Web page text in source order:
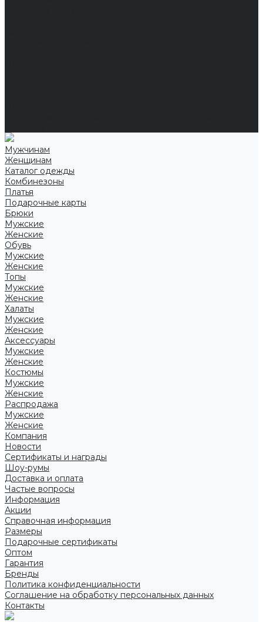
Мужчинам
Женщинам
Каталог одежды
Комбинезоны
Платья
Подарочные карты
Брюки
Мужские
Женские
Обувь
Мужские
Женские
Топы
Мужские
Женские
Халаты
Мужские
Женские
Аксессуары
Мужские
Женские
Костюмы
Мужские
Женские
Распродажа
Мужские
Женские
Компания
Новости
Сертификаты и награды
Шоу-румы
Доставка и оплата
Частые вопросы
Информация
Акции
Справочная информация
Размеры
Подарочные сертификаты
Оптом
Гарантия
Бренды
Политика конфиденциальности
Соглашение на обработку персональных данных
Контакты